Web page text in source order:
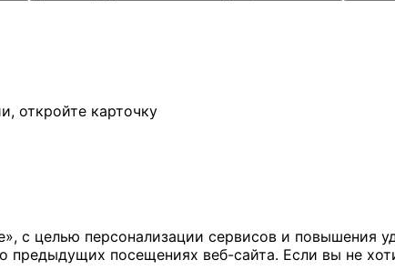
откройте карточку
с целью персонализации сервисов и повышения
посещениях веб-сайта. Если вы не